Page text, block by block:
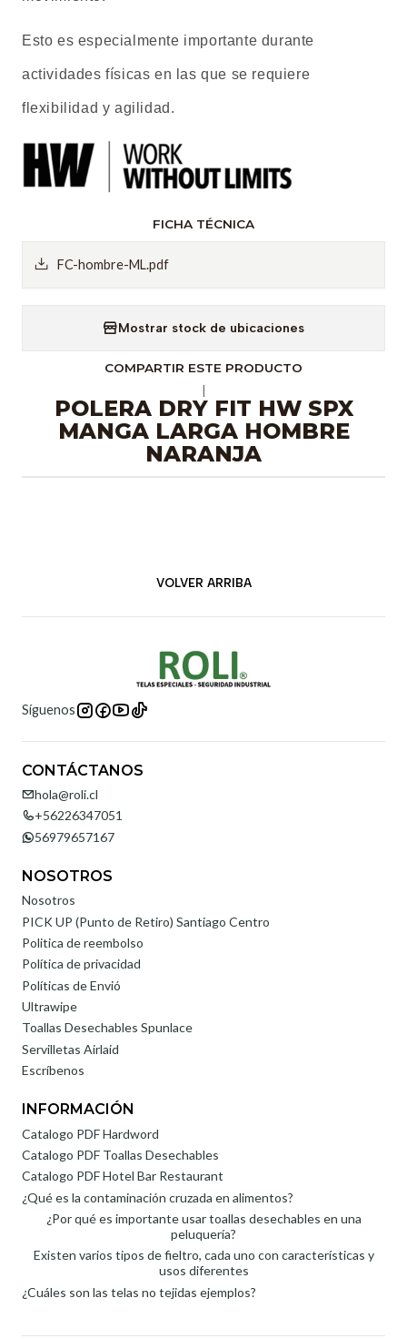
Esto es especialmente importante durante
actividades físicas en las que se requiere
flexibilidad y agilidad.
FICHA TÉCNICA
FC-hombre-ML.pdf
Mostrar stock de ubicaciones
COMPARTIR ESTE PRODUCTO
POLERA DRY FIT HW SPX
MANGA LARGA HOMBRE
NARANJA
VOLVER ARRIBA
Síguenos
CONTÁCTANOS
hola@roli.cl
+56226347051
56979657167
NOSOTROS
Nosotros
PICK UP (Punto de Retiro) Santiago Centro
Politica de reembolso
Política de privacidad
Políticas de Envió
Ultrawipe
Toallas Desechables Spunlace
Servilletas Airlaid
Escríbenos
INFORMACIÓN
Catalogo PDF Hardword
Catalogo PDF Toallas Desechables
Catalogo PDF Hotel Bar Restaurant
¿Qué es la contaminación cruzada en alimentos?
¿Por qué es importante usar toallas desechables en una
peluquería?
Existen varios tipos de fieltro, cada uno con características y
usos diferentes
¿Cuáles son las telas no tejidas ejemplos?